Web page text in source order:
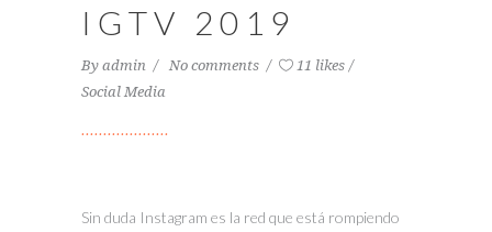
IGTV 2019
By admin No comments
11 likes
Social Media
Sin duda Instagram es la red que está rompiendo